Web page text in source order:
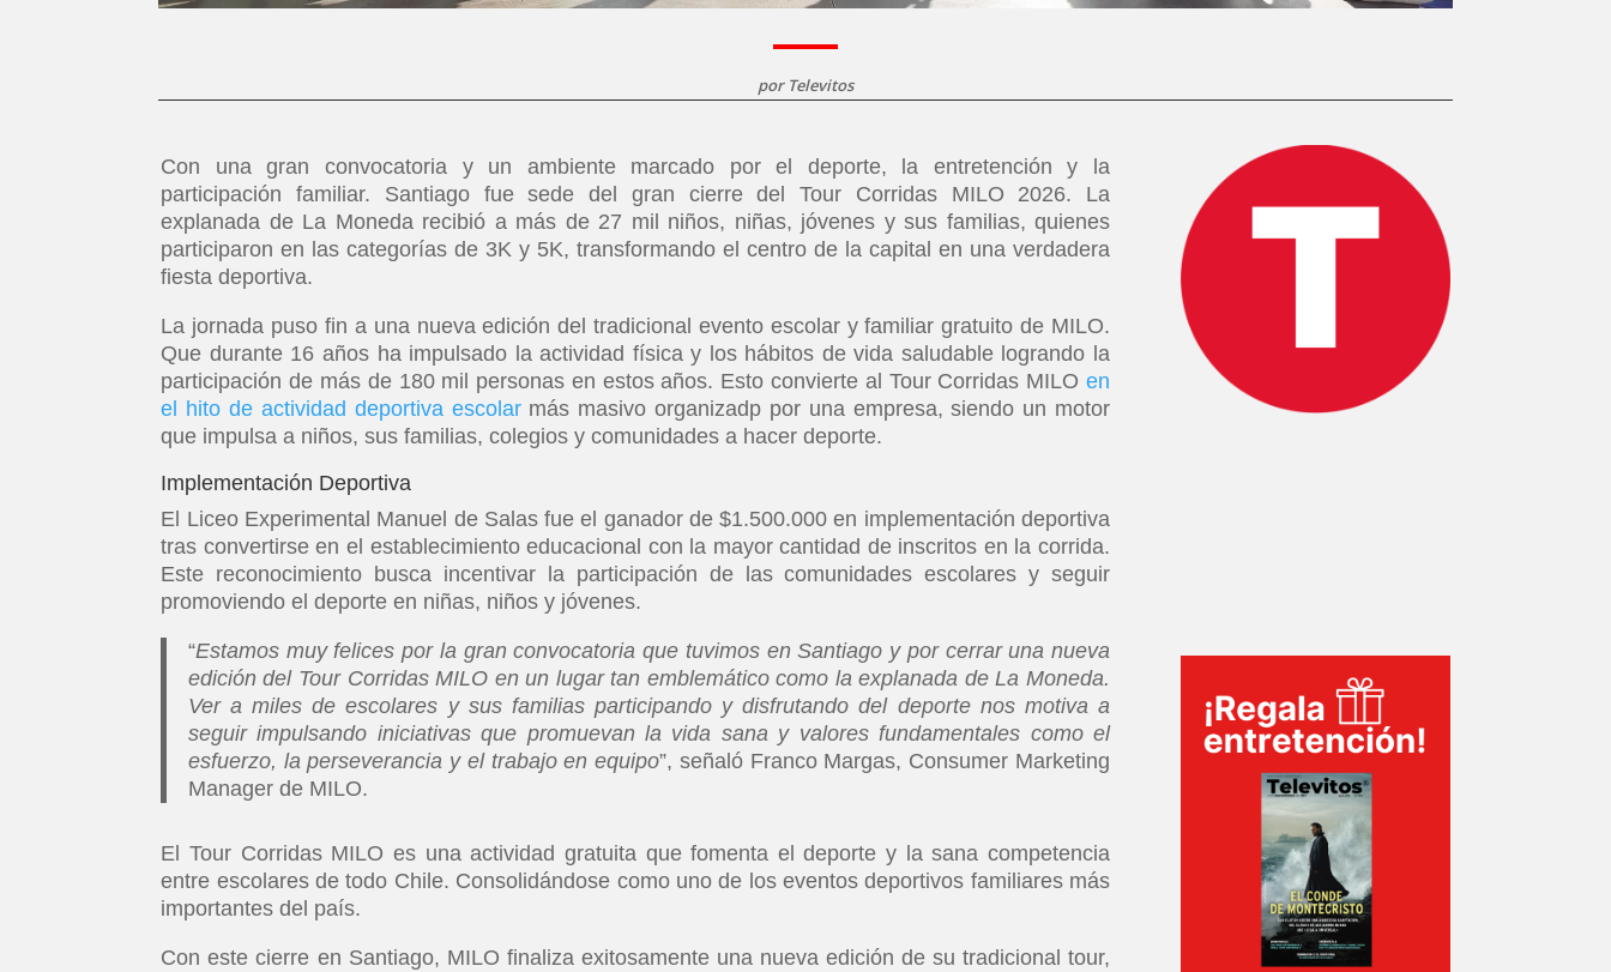
por Televitos
Con una gran convocatoria y un ambiente marcado por el deporte, la entretención y la
participación familiar. Santiago fue sede del gran cierre del Tour Corridas MILO 2026. La
explanada de La Moneda recibió a más de 27 mil niños, niñas, jóvenes y sus familias, quienes
participaron en las categorías de 3K y 5K, transformando el centro de la capital en una verdadera
fiesta deportiva.
La jornada puso fin a una nueva edición del tradicional evento escolar y familiar gratuito de MILO.
Que durante 16 años ha impulsado la actividad física y los hábitos de vida saludable logrando la
participación de más de 180 mil personas en estos años. Esto convierte al Tour Corridas MILO en
el hito de actividad deportiva escolarmás masivo organizadp por una empresa, siendo un motor
que impulsa a niños, sus familias, colegios y comunidades a hacer deporte.
Implementación Deportiva
El Liceo Experimental Manuel de Salas fue el ganador de $1.500.000 en implementación deportiva
tras convertirse en el establecimiento educacional con la mayor cantidad de inscritos en la corrida.
Este reconocimiento busca incentivar la participación de las comunidades escolares y seguir
promoviendo el deporte en niñas, niños y jóvenes.
“Estamos muy felices por la gran convocatoria que tuvimos en Santiago y por cerrar una nueva
edición del Tour Corridas MILO en un lugar tan emblemático como la explanada de La Moneda.
Ver a miles de escolares y sus familias participando y disfrutando del deporte nos motiva a
seguir impulsando iniciativas que promuevan la vida sana y valores fundamentales como el
esfuerzo, la perseverancia y el trabajo en equipo”, señaló Franco Margas, Consumer Marketing
Manager de MILO.
El Tour Corridas MILO es una actividad gratuita que fomenta el deporte y la sana competencia
entre escolares de todo Chile. Consolidándose como uno de los eventos deportivos familiares más
importantes del país.
Con este cierre en Santiago, MILO finaliza exitosamente una nueva edición de su tradicional tour,